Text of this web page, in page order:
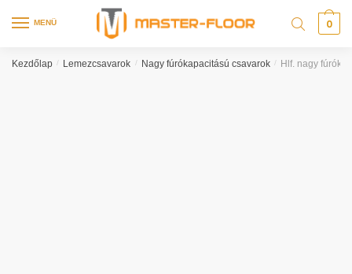
MENÜ 0
Kezdőlap / Lemezcsavarok / Nagy fúrókapacitású csavarok / Hlf. nagy